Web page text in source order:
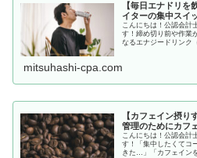
【毎日エナドリを
イターの集中スイ
こんにちは！公認会計
す！締め切り前や作業
なるエナジードリンク
mitsuhashi-cpa.com
【カフェイン摂り
管理のためにカフ
こんにちは！公認会計
す！「集中したくてコ
きた…」「カフェイン